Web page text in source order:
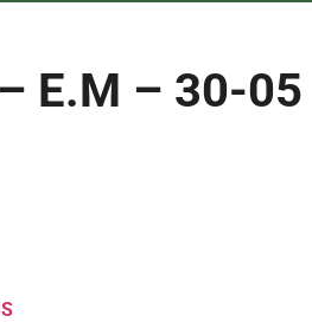
E.M – 30-05